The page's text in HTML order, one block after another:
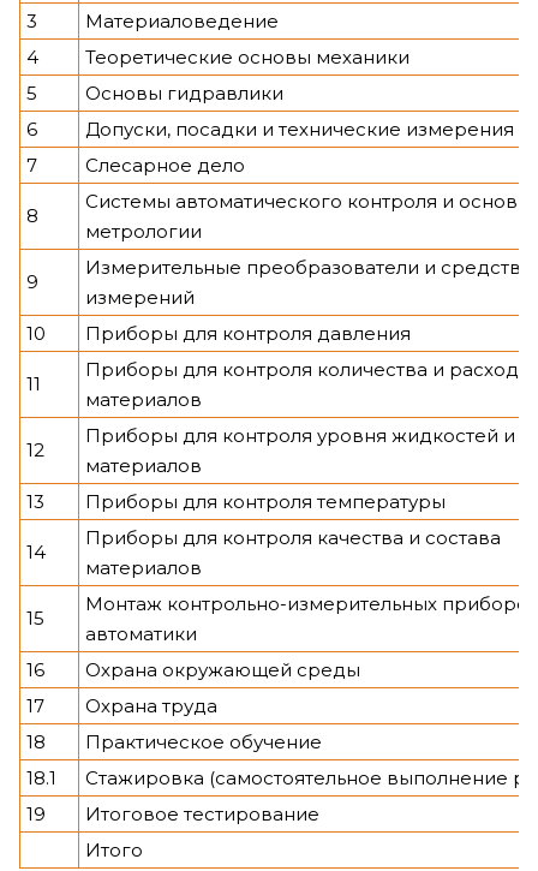
3
Материаловедение
4
Теоретические основы механики
5
Основы гидравлики
6
Допуски, посадки и технические измерения
7
Слесарное дело
8
Системы автоматического контроля и основы
метрологии
9
Измерительные преобразователи и средства
измерений
10
Приборы для контроля давления
11
Приборы для контроля количества и расхода
материалов
12
Приборы для контроля уровня жидкостей и
материалов
13
Приборы для контроля температуры
14
Приборы для контроля качества и состава
материалов
15
Монтаж контрольно-измерительных
автоматики
16
Охрана окружающей среды
17
Охрана труда
18
Практическое обучение
18.1
Стажировка (самостоятельное выполнение
19
Итоговое тестирование
Итого